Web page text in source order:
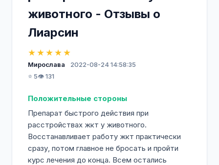
животного - Отзывы о
Лиарсин
★★★★★
Мирослава
2022-08-24 14:58:35
⭐ 5👁️ 131
Положительные стороны
Препарат быстрого действия при
расстройствах жкт у животного.
Восстанавливает работу жкт практически
сразу, потом главное не бросать и пройти
курс лечения до конца. Всем остались